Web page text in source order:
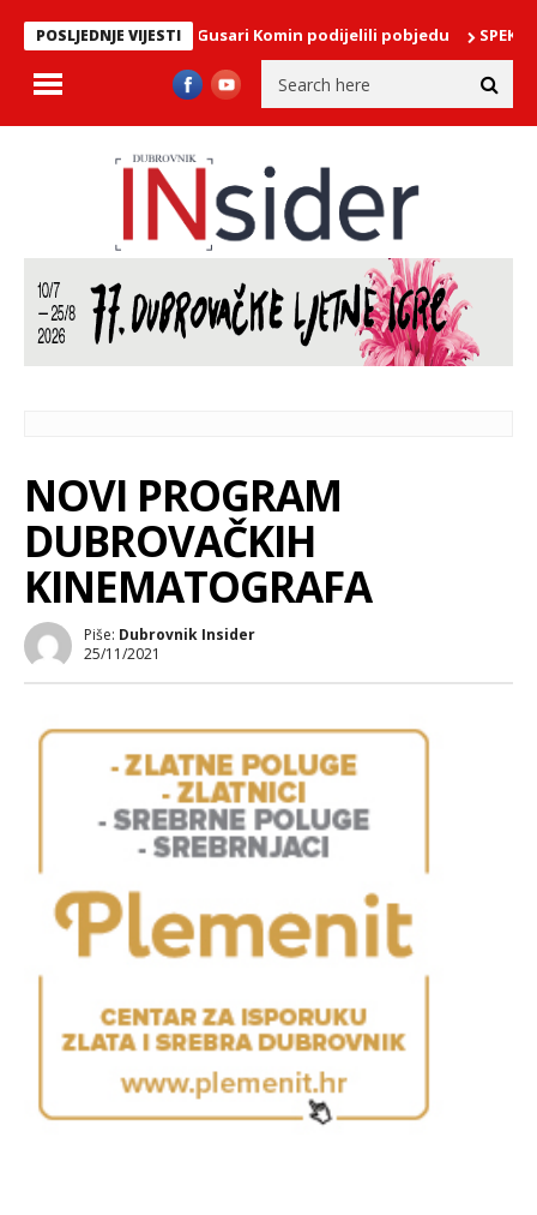
POSLJEDNJE VIJESTI
lađa: Crni put i Gusari Komin podijelili pobjedu SPEKTAKL
NOVI PROGRAM
DUBROVAČKIH
KINEMATOGRAFA
Piše: Dubrovnik Insider
25/11/2021